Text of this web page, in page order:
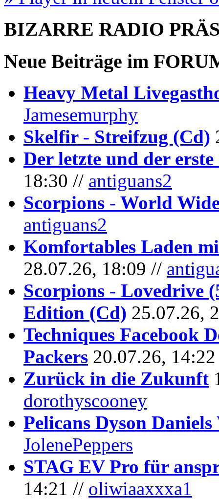
BIZARRE RADIO
Neue Beiträge im
Heavy Metal
Jamesemurphy
Skelfir - Streifzug (Cd)
Der letzte und der erste
18:30 // antiguans2
Scorpions - World
antiguans2
Komfortables Laden
28.07.26, 18:09 //
Scorpions - Lovedrive
Edition (Cd) 25.07.26,
Techniques Facebook
Packers 20.07.26,
Zurück in die Zukunft
dorothyscooney
Pelicans Dyson
JolenePeppers
STAG EV Pro für
14:21 // oliwiaaxxxa1